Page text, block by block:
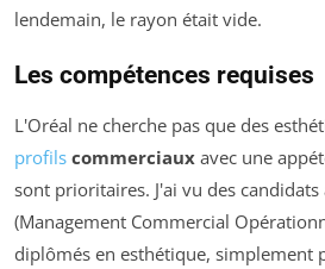
lendemain, le rayon était vide.
Les compétences requises
L'Oréal ne cherche pas que des
profils commerciaux avec une
sont prioritaires. J'ai vu des candidats
(Management Commercial
diplômés en esthétique, simplement